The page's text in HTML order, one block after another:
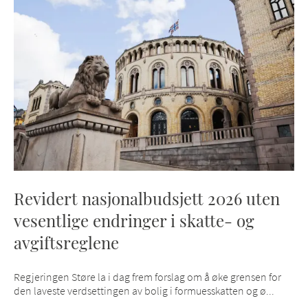
Revidert nasjonalbudsjett 2026 uten
vesentlige endringer i skatte- og
avgiftsreglene
Regjeringen Støre la i dag frem forslag om å øke grensen for
den laveste verdsettingen av bolig i formuesskatten og ø...